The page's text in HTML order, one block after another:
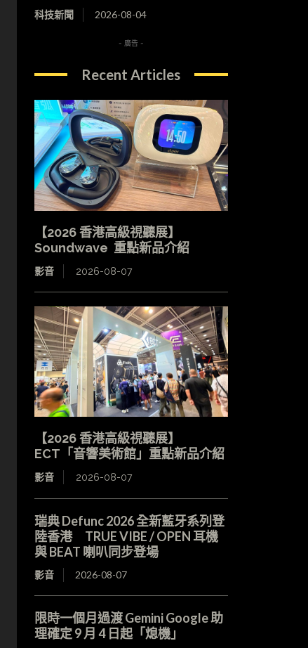
科技新聞 2026-08-04
- 廣告 -
Recent Articles
【2026 香港高級視聽展】
Soundwave 重點新品介紹
影音 2026-08-07
【2026 香港高級視聽展】
ECT「音響美術館」重點新品介紹
影音 2026-08-07
瑞典 Defunc 2026 全新藍牙系列登
陸香港 TRUE VIBE / OPEN 耳機
與 BEAT 喇叭同步登場
影音 2026-08-07
限時一個月過渡 Gemini Google 助
理確定 9 月 4 日起「熄機」